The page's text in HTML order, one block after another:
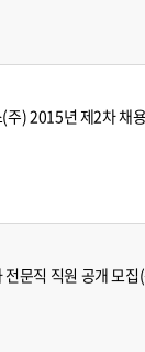
주) 2015년 제2차 채
전문직 직원 공개 모